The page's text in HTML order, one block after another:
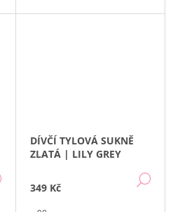
DETAIL
DÍVČÍ TYLOVÁ SUKNĚ
ZLATÁ | LILY GREY
349 Kč